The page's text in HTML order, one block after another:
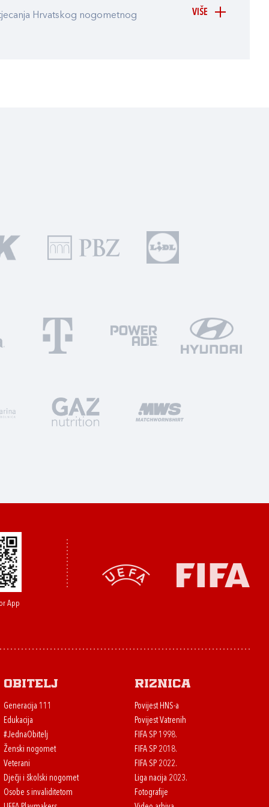
VIŠE
Hrvatskog nogometnog
App
Obitelj
Generacija 111
Edukacija
#JednaObitelj
Ženski nogomet
Veterani
Dječji i školski nogomet
Osobe s invaliditetom
Riznica
Povijest HNS-a
Povijest Vatrenih
FIFA SP 1998.
FIFA SP 2018.
FIFA SP 2022.
Liga nacija 2023.
Fotografije